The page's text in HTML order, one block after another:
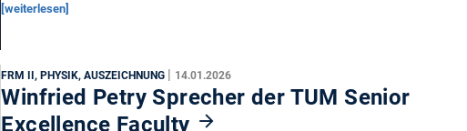
[weiterlesen]
FRM II, PHYSIK, AUSZEICHNUNG | 14.01.2026
Winfried Petry Sprecher der TUM Senior
Excellence Faculty